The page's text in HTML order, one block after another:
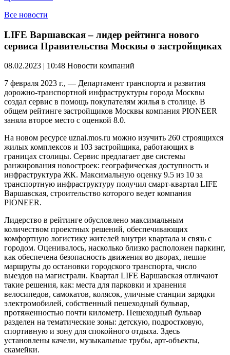
Все новости
LIFE Варшавская – лидер рейтинга нового
сервиса Правительства Москвы о застройщиках
08.02.2023 | 10:48 Новости компаний
7 февраля 2023 г., — Департамент транспорта и развития
дорожно-транспортной инфраструктуры города Москвы
создал сервис в помощь покупателям жилья в столице. В
общем рейтинге застройщиков Москвы компания PIONEER
заняла второе место с оценкой 8.0.
На новом ресурсе uznai.mos.ru можно изучить 260 строящихся
жилых комплексов и 103 застройщика, работающих в
границах столицы. Сервис предлагает две системы
ранжирования новостроек: географическая доступность и
инфраструктура ЖК. Максимальную оценку 9.5 из 10 за
транспортную инфраструктуру получил смарт-квартал LIFE
Варшавская, строительство которого ведет компания
PIONEER.
Лидерство в рейтинге обусловлено максимальным
количеством проектных решений, обеспечивающих
комфортную логистику жителей внутри квартала и связь с
городом. Оценивалось, насколько близко расположен паркинг,
как обеспечена безопасность движения во дворах, пешие
маршруты до остановки городского транспорта, число
выездов на магистрали. Квартал LIFE Варшавская отличают
такие решения, как: места для парковки и хранения
велосипедов, самокатов, колясок, уличные станции зарядки
электромобилей, собственный пешеходный бульвар,
протяженностью почти километр. Пешеходный бульвар
разделен на тематические зоны: детскую, подростковую,
спортивную и зону для спокойного отдыха. Здесь
установлены качели, музыкальные трубы, арт-объекты,
скамейки.